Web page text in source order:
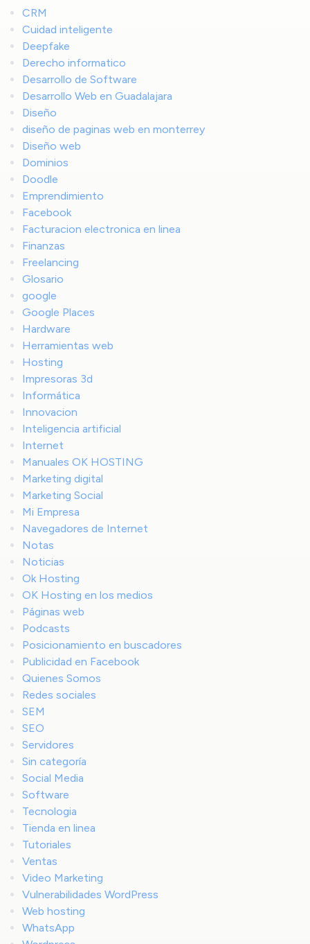
CRM
Cuidad inteligente
Deepfake
Derecho informatico
Desarrollo de Software
Desarrollo Web en Guadalajara
Diseño
diseño de paginas web en monterrey
Diseño web
Dominios
Doodle
Emprendimiento
Facebook
Facturacion electronica en linea
Finanzas
Freelancing
Glosario
google
Google Places
Hardware
Herramientas web
Hosting
Impresoras 3d
Informática
Innovacion
Inteligencia artificial
Internet
Manuales OK HOSTING
Marketing digital
Marketing Social
Mi Empresa
Navegadores de Internet
Notas
Noticias
Ok Hosting
OK Hosting en los medios
Páginas web
Podcasts
Posicionamiento en buscadores
Publicidad en Facebook
Quienes Somos
Redes sociales
SEM
SEO
Servidores
Sin categoría
Social Media
Software
Tecnologia
Tienda en linea
Tutoriales
Ventas
Video Marketing
Vulnerabilidades WordPress
Web hosting
WhatsApp